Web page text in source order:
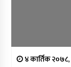
४ कार्तिक २०७८,